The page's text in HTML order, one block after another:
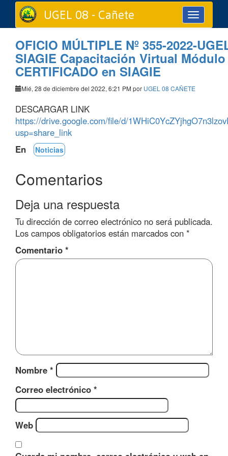
Toggle
navigation
UGEL 08 - Cañete
OFICIO MÚLTIPLE Nº 355-2022-
SIAGIE Capacitación Virtual
CERTIFICADO en SIAGIE
Mié, 28 de diciembre del 2022, 6:21 PM por UGEL 08 CAÑETE
DESCARGAR LINK
https://drive.google.com/file/d/
usp=share_link
En
Noticias
Comentarios
Deja una respuesta
Tu dirección de correo electrónico no será publicada.
Los campos obligatorios están marcados con *
Comentario *
Nombre *
Correo electrónico *
Web